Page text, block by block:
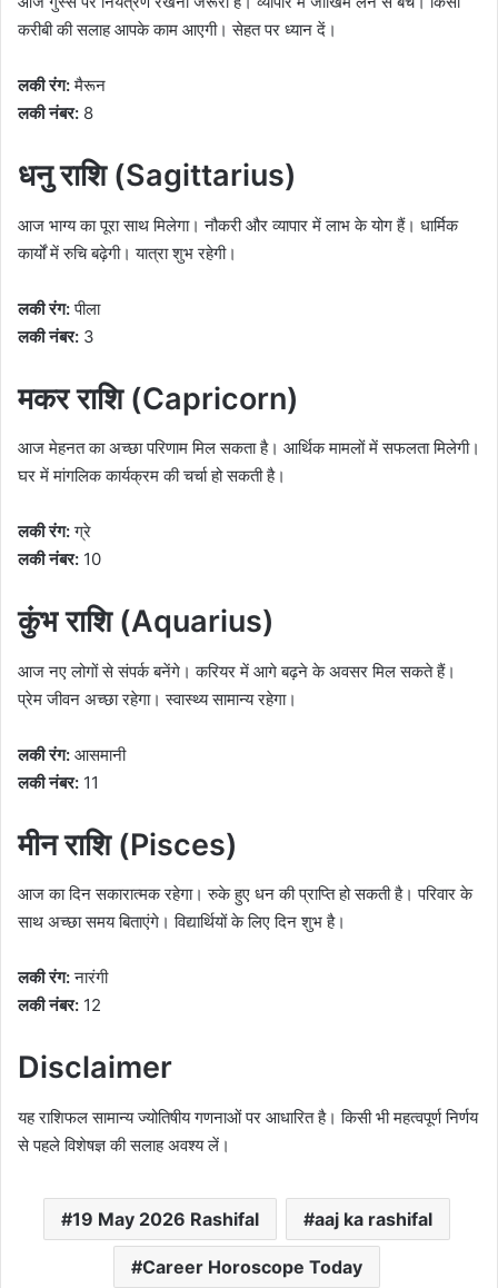
करीबी की सलाह आपके काम आएगी। सेहत पर ध्यान दें।
लकी रंग:मैरून
लकी नंबर: 8
धनु राशि (Sagittarius)
आज भाग्य का पूरा साथ मिलेगा। नौकरी और व्यापार में लाभ के योग हैं। धार्मिक
कार्यों में रुचि बढ़ेगी। यात्रा शुभ रहेगी।
लकी रंग:पीला
लकी नंबर: 3
मकर राशि (Capricorn)
आज मेहनत का अच्छा परिणाम मिल सकता है। आर्थिक मामलों में सफलता मिलेगी।
घर में मांगलिक कार्यक्रम की चर्चा हो सकती है।
लकी रंग:ग्रे
लकी नंबर: 10
कुंभ राशि (Aquarius)
आज नए लोगों से संपर्क बनेंगे। करियर में आगे बढ़ने के अवसर मिल सकते हैं।
प्रेम जीवन अच्छा रहेगा। स्वास्थ्य सामान्य रहेगा।
लकी रंग: आसमानी
लकी नंबर: 11
मीन राशि (Pisces)
आज का दिन सकारात्मक रहेगा। रुके हुए धन की प्राप्ति हो सकती है। परिवार के
साथ अच्छा समय बिताएंगे। विद्यार्थियों के लिए दिन शुभ है।
लकी रंग:नारंगी
लकी नंबर: 12
Disclaimer
यह राशिफल सामान्य ज्योतिषीय गणनाओं पर आधारित है। किसी भी महत्वपूर्ण निर्णय
से पहले विशेषज्ञ की सलाह अवश्य लें।
19 May 2026 Rashifal aaj ka rashifal
Career Horoscope Today